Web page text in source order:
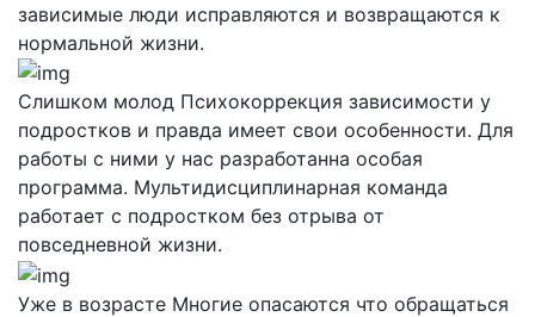
зависимые люди исправляются и возвращаются к
нормальной жизни.
Слишком молод Психокоррекция зависимости у
подростков и правда имеет свои особенности. Для
работы с ними у нас разработанна особая
программа. Мультидисциплинарная команда
работает с подростком без отрыва от
повседневной жизни.
Уже в возрасте Многие опасаются что обращаться